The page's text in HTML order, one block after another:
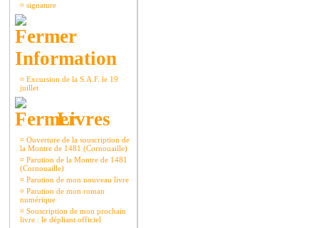
¤ signature
Information
¤ Excursion de la S.A.F. le 19
juillet
Livres
¤ Ouverture de la souscription de
la Montre de 1481 (Cornouaille)
¤ Parution de la Montre de 1481
(Cornouaille)
¤ Parution de mon nouveau livre
¤ Parution de mon roman
numérique
¤ Souscription de mon prochain
livre : le dépliant officiel